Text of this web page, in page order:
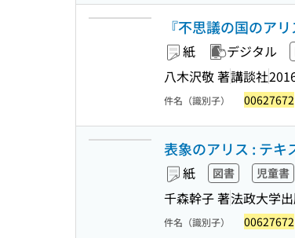
『不思議の国のア
紙 デジタル
八木沢敬 著講談社
件名（識別子） 00627672
表象のアリス : テキ
紙 図書 児童書
千森幹子 著法政大学
件名（識別子） 00627672